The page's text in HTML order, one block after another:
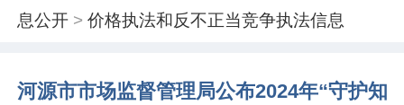
息公开 >价格执法和反不正当竞争执法信息
河源市市场监督管理局公布2024年“守护知